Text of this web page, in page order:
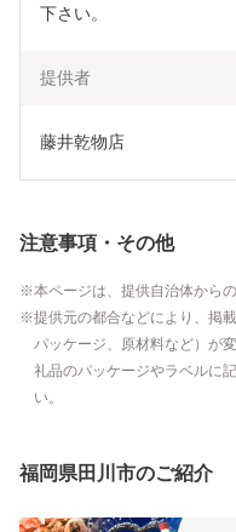
下さい。
提供者
藤井乾物店
注意事項・その他
本ページは、提供自治体から
提供元の都合などにより、掲
パッケージ、原材料など）が
礼品のパッケージやラベルに
い。
福岡県田川市のご紹介